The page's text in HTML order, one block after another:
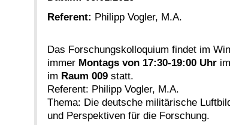
Referent: Philipp Vogler, M.A.
Das Forschungskolloquium findet im
immer Montags von 17:30-19:00 Uhr im
im Raum 009 statt.
Referent: Philipp Vogler, M.A.
Thema: Die deutsche militärische
und Perspektiven für die Forschung.